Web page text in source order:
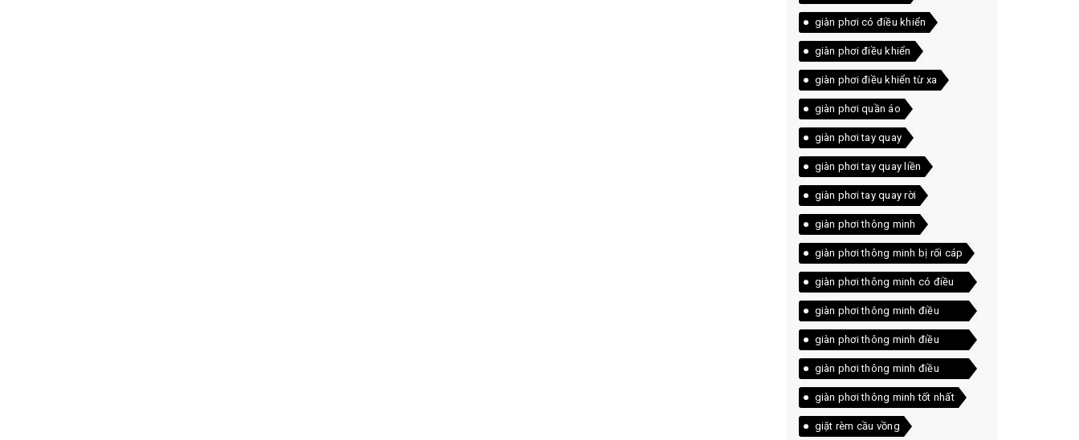
giàn phơi có điều khiển
giàn phơi điều khiển
giàn phơi điều khiển từ xa
giàn phơi quần áo
giàn phơi tay quay
giàn phơi tay quay liền
giàn phơi tay quay rời
giàn phơi thông minh
giàn phơi thông minh bị rối cáp
giàn phơi thông minh có điều
khiển
giàn phơi thông minh điều
khiển
giàn phơi thông minh điều
khiển không dây
giàn phơi thông minh điều
khiển từ xa
giàn phơi thông minh tốt nhất
giặt rèm cầu vồng